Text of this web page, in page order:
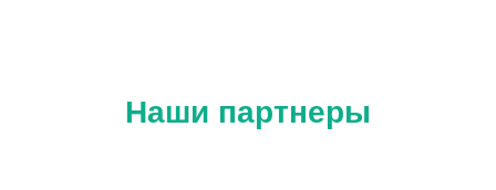
Наши партнеры